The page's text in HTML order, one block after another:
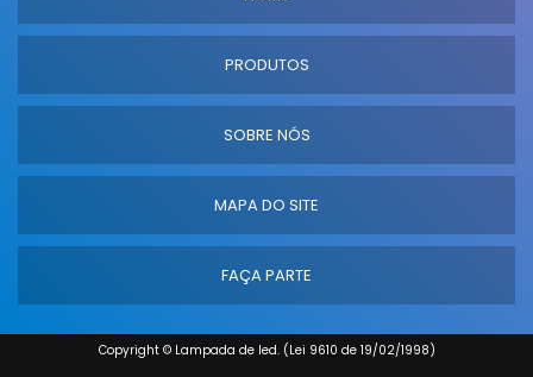
PRODUTOS
SOBRE NÓS
MAPA DO SITE
FAÇA PARTE
Copyright © Lampada de led. (Lei 9610 de 19/02/1998)